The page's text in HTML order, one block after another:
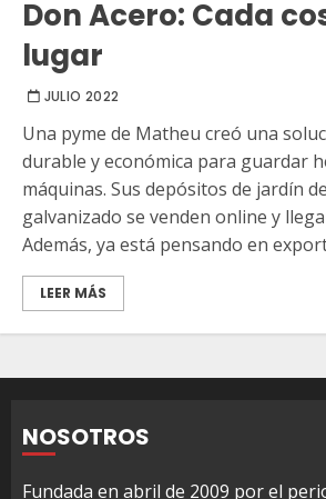
Don Acero: Cada
lugar
JULIO 2022
Una pyme de Matheu creó una
durable y económica para guardar
máquinas. Sus depósitos de jardín
galvanizado se venden online y
Además, ya está pensando en
LEER MÁS
NOSOTROS
Fundada en abril de 2009 por el